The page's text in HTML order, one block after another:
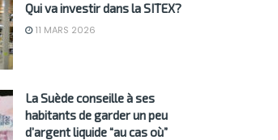
Qui va investir dans la SITEX?
11 MARS 2026
La Suède conseille à ses
habitants de garder un peu
d’argent liquide “au cas où”